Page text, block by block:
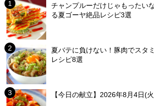
チャンプルーだけじゃもったい
る夏ゴーヤ絶品レシピ3選
夏バテに負けない！豚肉でスタ
レシピ8選
【今日の献立】2026年8月4日(火